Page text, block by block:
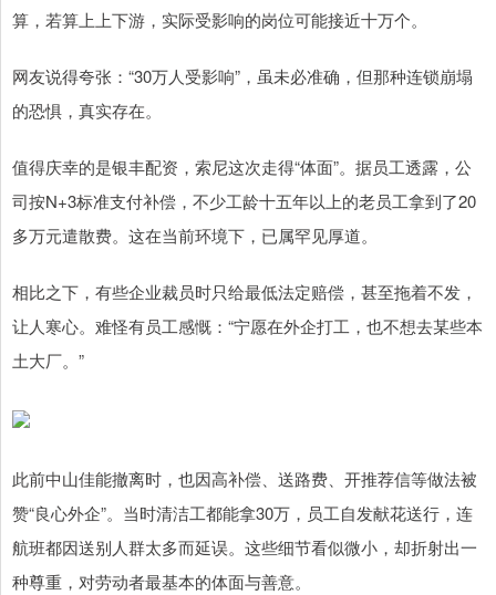
算，若算上上下游，实际受影响的岗位可能接近十万个。
网友说得夸张：“30万人受影响”，虽未必准确，但那种连锁崩塌
的恐惧，真实存在。
值得庆幸的是银丰配资，索尼这次走得“体面”。据员工透露，公
司按N+3标准支付补偿，不少工龄十五年以上的老员工拿到了20
多万元遣散费。这在当前环境下，已属罕见厚道。
相比之下，有些企业裁员时只给最低法定赔偿，甚至拖着不发，
让人寒心。难怪有员工感慨：“宁愿在外企打工，也不想去某些本
土大厂。”
此前中山佳能撤离时，也因高补偿、送路费、开推荐信等做法被
赞“良心外企”。当时清洁工都能拿30万，员工自发献花送行，连
航班都因送别人群太多而延误。这些细节看似微小，却折射出一
种尊重，对劳动者最基本的体面与善意。